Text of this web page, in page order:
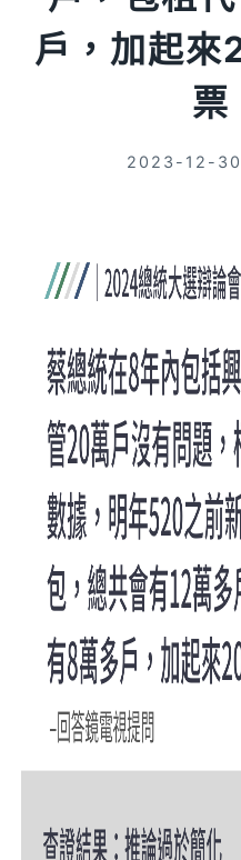
戶，加起來
票
2023-12-30